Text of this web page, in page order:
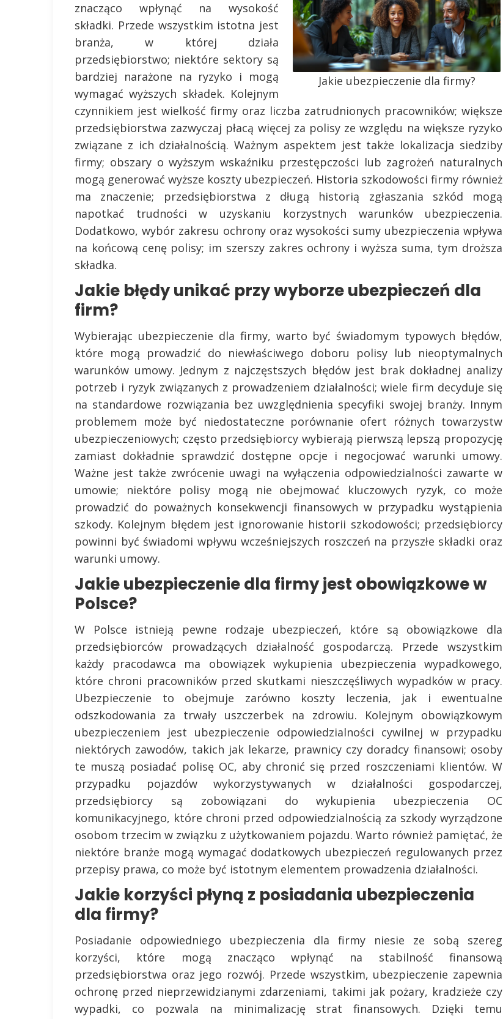
Jakie ubezpieczenie dla firmy?
znacząco wpłynąć na wysokość
składki. Przede wszystkim istotna jest
branża, w której działa
przedsiębiorstwo; niektóre sektory są
bardziej narażone na ryzyko i mogą
wymagać wyższych składek. Kolejnym
czynnikiem jest wielkość firmy oraz liczba zatrudnionych pracowników; większe
przedsiębiorstwa zazwyczaj płacą więcej za polisy ze względu na większe ryzyko
związane z ich działalnością. Ważnym aspektem jest także lokalizacja siedziby
firmy; obszary o wyższym wskaźniku przestępczości lub zagrożeń naturalnych
mogą generować wyższe koszty ubezpieczeń. Historia szkodowości firmy również
ma znaczenie; przedsiębiorstwa z długą historią zgłaszania szkód mogą
napotkać trudności w uzyskaniu korzystnych warunków ubezpieczenia.
Dodatkowo, wybór zakresu ochrony oraz wysokości sumy ubezpieczenia wpływa
na końcową cenę polisy; im szerszy zakres ochrony i wyższa suma, tym droższa
składka.
Jakie błędy unikać przy wyborze ubezpieczeń dla
firm?
Wybierając ubezpieczenie dla firmy, warto być świadomym typowych błędów,
które mogą prowadzić do niewłaściwego doboru polisy lub nieoptymalnych
warunków umowy. Jednym z najczęstszych błędów jest brak dokładnej analizy
potrzeb i ryzyk związanych z prowadzeniem działalności; wiele firm decyduje się
na standardowe rozwiązania bez uwzględnienia specyfiki swojej branży. Innym
problemem może być niedostateczne porównanie ofert różnych towarzystw
ubezpieczeniowych; często przedsiębiorcy wybierają pierwszą lepszą propozycję
zamiast dokładnie sprawdzić dostępne opcje i negocjować warunki umowy.
Ważne jest także zwrócenie uwagi na wyłączenia odpowiedzialności zawarte w
umowie; niektóre polisy mogą nie obejmować kluczowych ryzyk, co może
prowadzić do poważnych konsekwencji finansowych w przypadku wystąpienia
szkody. Kolejnym błędem jest ignorowanie historii szkodowości; przedsiębiorcy
powinni być świadomi wpływu wcześniejszych roszczeń na przyszłe składki oraz
warunki umowy.
Jakie ubezpieczenie dla firmy jest obowiązkowe w
Polsce?
W Polsce istnieją pewne rodzaje ubezpieczeń, które są obowiązkowe dla
przedsiębiorców prowadzących działalność gospodarczą. Przede wszystkim
każdy pracodawca ma obowiązek wykupienia ubezpieczenia wypadkowego,
które chroni pracowników przed skutkami nieszczęśliwych wypadków w pracy.
Ubezpieczenie to obejmuje zarówno koszty leczenia, jak i ewentualne
odszkodowania za trwały uszczerbek na zdrowiu. Kolejnym obowiązkowym
ubezpieczeniem jest ubezpieczenie odpowiedzialności cywilnej w przypadku
niektórych zawodów, takich jak lekarze, prawnicy czy doradcy finansowi; osoby
te muszą posiadać polisę OC, aby chronić się przed roszczeniami klientów. W
przypadku pojazdów wykorzystywanych w działalności gospodarczej,
przedsiębiorcy są zobowiązani do wykupienia ubezpieczenia OC
komunikacyjnego, które chroni przed odpowiedzialnością za szkody wyrządzone
osobom trzecim w związku z użytkowaniem pojazdu. Warto również pamiętać, że
niektóre branże mogą wymagać dodatkowych ubezpieczeń regulowanych przez
przepisy prawa, co może być istotnym elementem prowadzenia działalności.
Jakie korzyści płyną z posiadania ubezpieczenia
dla firmy?
Posiadanie odpowiedniego ubezpieczenia dla firmy niesie ze sobą szereg
korzyści, które mogą znacząco wpłynąć na stabilność finansową
przedsiębiorstwa oraz jego rozwój. Przede wszystkim, ubezpieczenie zapewnia
ochronę przed nieprzewidzianymi zdarzeniami, takimi jak pożary, kradzieże czy
wypadki, co pozwala na minimalizację strat finansowych. Dzięki temu